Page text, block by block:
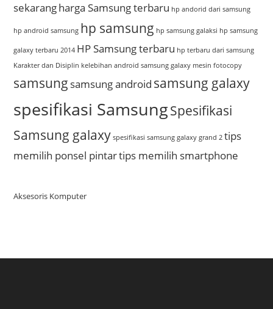
sekarangharga Samsung terbaru hp andorid dari samsung
hp android samsung hp samsung hp samsung galaksi hp samsung
galaxy terbaru 2014 HP Samsung terbaru hp terbaru dari samsung
Karakter dan Disiplin kelebihan android samsung galaxy mesin fotocopy
samsung samsung android samsung galaxy
spesifikasi SamsungSpesifikasi
Samsung galaxy spesifikasi samsung galaxy grand 2 tips
memilih ponsel pintartips memilih smartphone
Aksesoris Komputer